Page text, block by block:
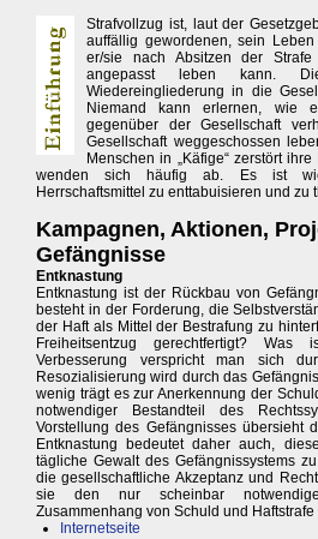
Strafvollzug ist, laut der
auffällig gewordenen, sein
er/sie nach Absitzen der
angepasst leben kann.
Wiedereingliederung in die
Niemand kann erlernen, wie
gegenüber der Gesellschaft
Gesellschaft weggeschossen
Menschen in „Käfige“ zerstört
wenden sich häufig ab. Es ist
Herrschaftsmittel zu enttabuisieren und zu
Kampagnen, Aktionen,
Gefängnisse
Entknastung
Entknastung ist der Rückbau von
besteht in der Forderung, die
der Haft als Mittel der Bestrafung zu
Freiheitsentzug gerechtfertigt?
Verbesserung verspricht man sich
Resozialisierung wird durch das
wenig trägt es zur Anerkennung der
notwendiger Bestandteil des
Vorstellung des Gefängnisses übersieht
Entknastung bedeutet daher auch,
tägliche Gewalt des Gefängnissystems
die gesellschaftliche Akzeptanz und
sie den nur scheinbar
Zusammenhang von Schuld und
Internetseite